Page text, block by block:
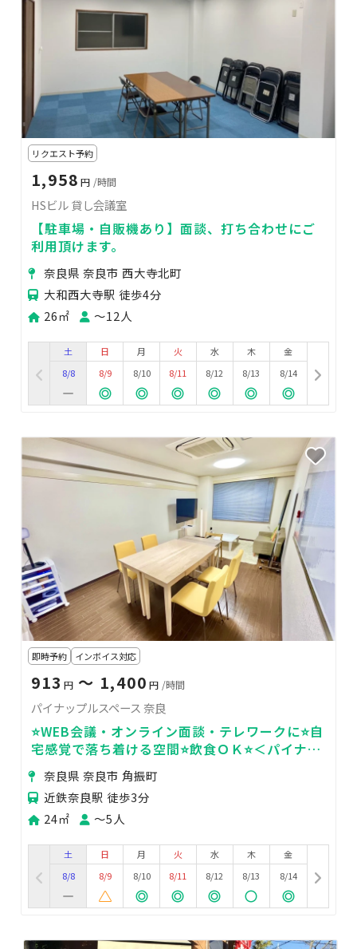
リクエスト予約
1,958 円 /時間
HSビル 貸し会議室
【駐車場・自販機あり】面談、打ち合わせにご
利用頂けます。
奈良県 奈良市 西大寺北町
大和西大寺駅 徒歩4分
26㎡
〜12人
土
8/8
日
8/9
月
8/10
火
8/11
水
8/12
木
8/13
金
8/14
即時予約 インボイス対応
913 円 〜 1,400 円 /時間
パイナップルスペース 奈良
⭐️WEB会議・オンライン面談・テレワークに⭐️自
宅感覚で落ち着ける空間⭐️飲食ＯＫ⭐️＜パイナッ
プルスペース🍍＞
奈良県 奈良市 角振町
近鉄奈良駅 徒歩3分
24㎡
〜5人
土
8/8
日
8/9
月
8/10
火
8/11
水
8/12
木
8/13
金
8/14